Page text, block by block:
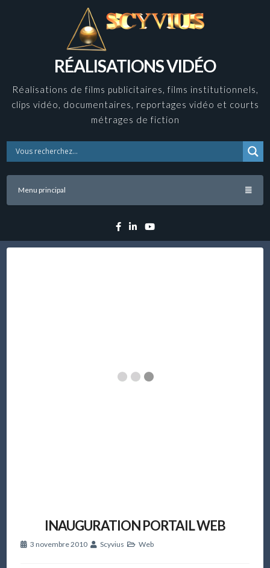
RÉALISATIONS VIDÉO
Réalisations de films publicitaires, films institutionnels,
clips vidéo, documentaires, reportages vidéo et courts
métrages de fiction
Menu principal
Facebook
LinkedinYouTube
INAUGURATION PORTAIL WEB
3 novembre 2010 Scyvius Web